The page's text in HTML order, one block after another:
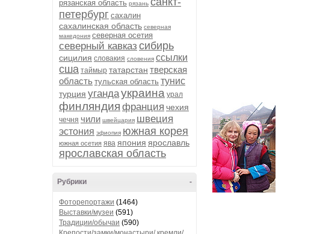
рязанская область рязань
петербург сахалин
сахалинская область северная
македония северная осетия
северный кавказ сибирь
сицилия словакия словения ссылки
сша таймыр татарстан тверская
область тульская область тунис
турция угандаукраина урал
финляндия франция чехия
чечня чили швейцария швеция
эстония эфиопия южная корея
южная осетия ява япония ярославль
ярославская область
-
Рубрики
Фоторепортажи (1464)
Выставки/музеи (591)
Традиции/обычаи (590)